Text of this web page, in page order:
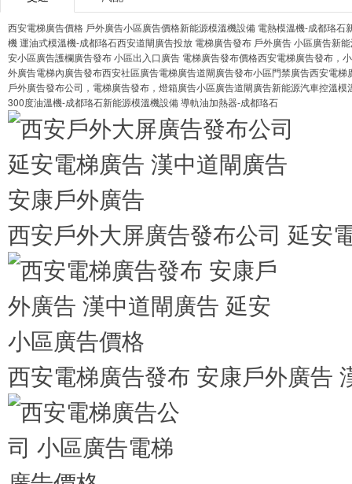
西安電梯廣告價格 戶外廣告小區廣告價格新能源模溫機設備 電熱模溫機-成都珞石
機 運油式模溫機-成都珞石西安道閘廣告投放 電梯廣告發布 戶外廣告 小區廣告新
安小區廣告護欄廣告發布 小區出入口廣告 電梯廣告發布價格西安電梯廣告發布，
外廣告電梯內廣告發布西安社區廣告電梯廣告道閘廣告發布小區門禁廣告西安電梯
戶外廣告發布公司，電梯廣告發布，燈箱廣告小區廣告道閘廣告新能源汽車控溫模
300度油溫機-成都珞石新能源模溫機設備 導軌油加熱器-成都珞石
西安戶外大屏廣告發布公司 延安
西安電梯廣告發布 安康戶外廣告